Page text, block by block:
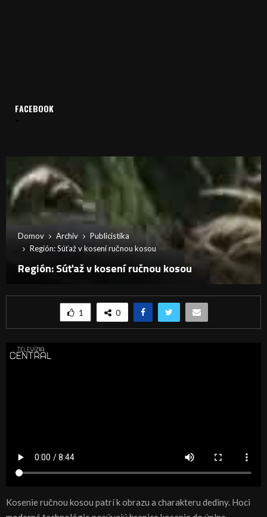
Domov Archív
Publicistika
Región: Súťaž v kosení ručnou kosou
Región: Súťaž v kosení ručnou kosou
1 0
Kosenie ručnou kosou patrí k obrazu a charakteru dediny. Hoci
FACEBOOK